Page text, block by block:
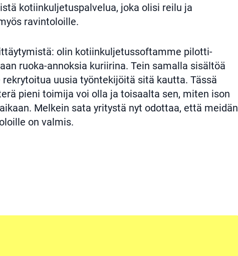
kotiinkuljetuspalvelua, joka olisi reilu ja
ravintoloille.
olin kotiinkuljetussoftamme pilotti-
ruoka-annoksia kuriirina. Tein samalla sisältöä
uusia työntekijöitä sitä kautta. Tässä
pieni toimija voi olla ja toisaalta sen, miten ison
Melkein sata yritystä nyt odottaa, että meidän
on valmis.